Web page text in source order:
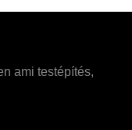
ami testépítés,